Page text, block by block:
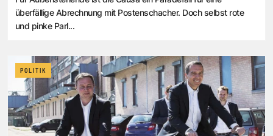
überfällige Abrechnung mit Postenschacher. Doch selbst rote
und pinke Parl...
POLITIK